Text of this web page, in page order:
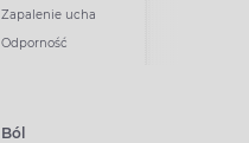
Zapalenie ucha
Odporność
Ból